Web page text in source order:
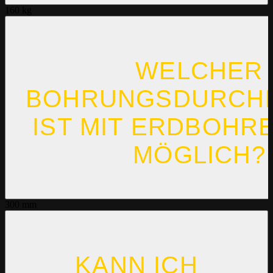
WELCHER
IST MIT
MÖGLICH?
KANN ICH